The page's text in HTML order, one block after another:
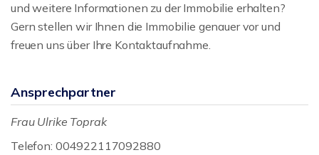
und weitere Informationen zu der Immobilie erhalten?
Gern stellen wir Ihnen die Immobilie genauer vor und
freuen uns über Ihre Kontaktaufnahme.
Ansprechpartner
Frau Ulrike Toprak
Telefon: 004922117092880